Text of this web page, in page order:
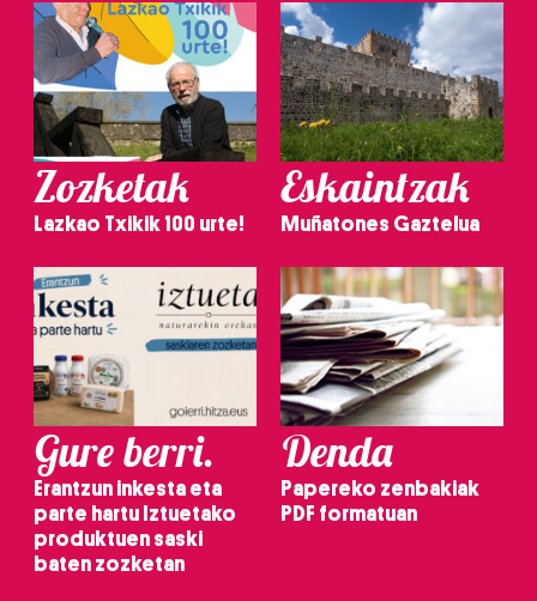
Zozketak
Lazkao Txikik 100 urte!
Eskaintzak
Muñatones Gaztelua
Gure berri.
Erantzun inkesta eta
parte hartu Iztuetako
produktuen saski
baten zozketan
Denda
Papereko zenbakiak
PDF formatuan